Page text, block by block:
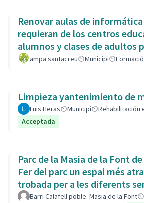
Renovar aulas de
requieran de los centros
alumnos y clases de adultos
ampa santacreu Municipi Formació
Limpieza yantenimiento de
Luis Heras Municipi Rehabilitación
Acceptada
Parc de la Masia de la Font
Fer del parc un espai més
trobada per a les diferents
barri.Barri Calafell poble. Masia de la Font